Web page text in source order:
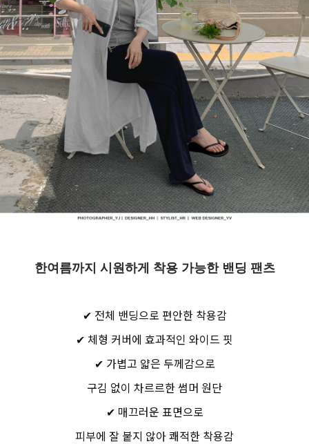
한여름까지 시원하게 착용 가능한 밴딩 팬츠
✔ 전체 밴딩으로 편안한 착용감
✔ 체형 커버에 효과적인 와이드 핏
✔ 가볍고 얇은 두께감으로
구김 없이 차르르한 썸머 원단
✔ 매끄러운 표면으로
피부에 잘 붙지 않아 쾌적한 착용감